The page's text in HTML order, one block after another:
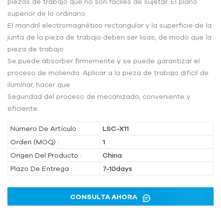
piezas de trabajo que no son fáciles de sujetar. El plano
superior de lo ordinario.
El mandril electromagnético rectangular y la superficie de la
junta de la pieza de trabajo deben ser lisas, de modo que la
pieza de trabajo
Se puede absorber firmemente y se puede garantizar el
proceso de molienda. Aplicar a la pieza de trabajo difícil de
iluminar, hacer que
Seguridad del proceso de mecanizado, conveniente y
eficiente.
Número De Artículo :
LSC-X11
Orden (MOQ) :
1
Origen Del Producto :
China
Plazo De Entrega :
7-10days
CONSULTA AHORA